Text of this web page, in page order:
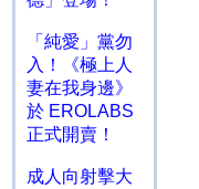
「純愛」黨勿
入！《極上人
妻在我身邊》
於 EROLABS
正式開賣！
成人向射擊大